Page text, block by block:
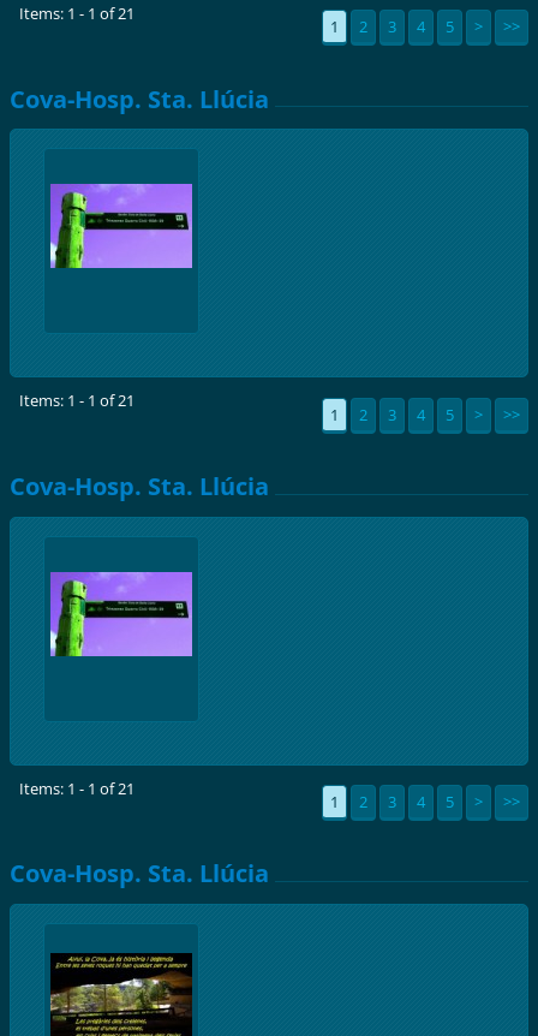
Items: 1 - 1 of 21
1 2 3 4 5 > >>
Cova-Hosp. Sta. Llúcia
Items: 1 - 1 of 21
1 2 3 4 5 > >>
Cova-Hosp. Sta. Llúcia
Items: 1 - 1 of 21
1 2 3 4 5 > >>
Cova-Hosp. Sta. Llúcia